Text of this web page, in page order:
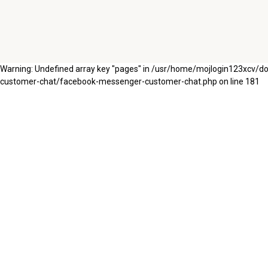
Warning: Undefined array key "pages" in /usr/home/
customer-chat/facebook-messenger-customer-chat.php on line 181